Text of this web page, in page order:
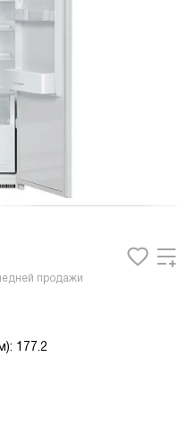
продажи
177.2